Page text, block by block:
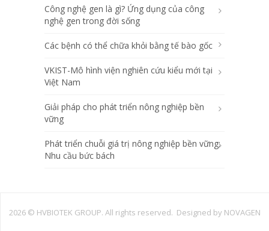
Công nghệ gen là gì? Ứng dụng của công
nghệ gen trong đời sống
Các bệnh có thể chữa khỏi bằng tế bào gốc
VKIST-Mô hình viện nghiên cứu kiểu mới tại
Việt Nam
Giải pháp cho phát triển nông nghiệp bền
vững
Phát triển chuỗi giá trị nông nghiệp bền vững:
Nhu cầu bức bách
2026 © HVBIOTEK GROUP. All rights reserved. Designed by NOVAGEN